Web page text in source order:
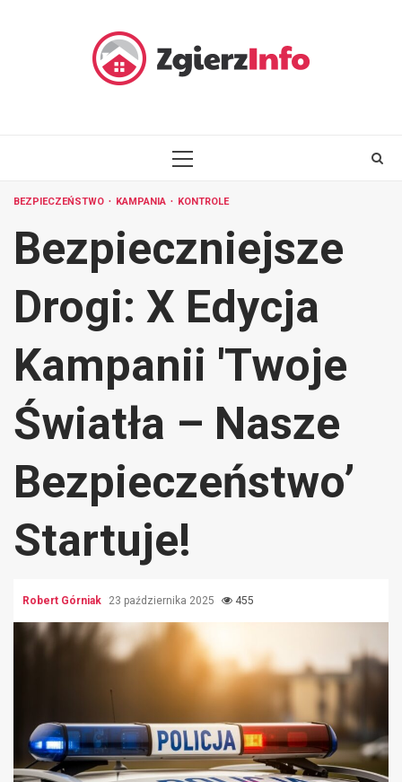
PRIMARY
BEZPIECZEŃSTWO KAMPANIA KONTROLE
Bezpieczniejsze
Drogi: X Edycja
Kampanii 'Twoje
Światła – Nasze
Bezpieczeństwo’
Startuje!
Robert Górniak 23 października 2025 455